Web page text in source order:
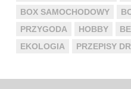
BOX SAMOCHODOWY
PRZYGODA
HOBBY
EKOLOGIA
PRZEPISY